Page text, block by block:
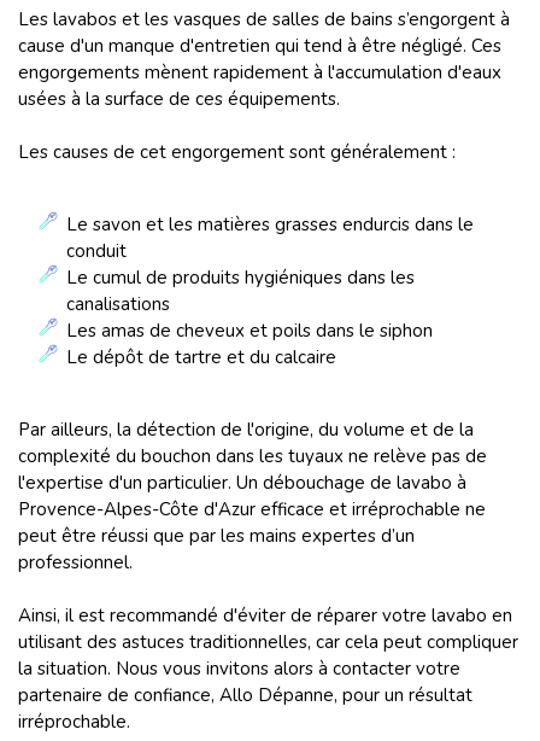
Les lavabos et les vasques de salles de bains s’engorgent à
cause d'un manque d'entretien qui tend à être négligé. Ces
engorgements mènent rapidement à l'accumulation d'eaux
usées à la surface de ces équipements.
Les causes de cet engorgement sont généralement :
Le savon et les matières grasses endurcis dans le
conduit
Le cumul de produits hygiéniques dans les
canalisations
Les amas de cheveux et poils dans le siphon
Le dépôt de tartre et du calcaire
Par ailleurs, la détection de l'origine, du volume et de la
complexité du bouchon dans les tuyaux ne relève pas de
l'expertise d'un particulier. Un débouchage de lavabo à
Provence-Alpes-Côte d'Azur efficace et irréprochable ne
peut être réussi que par les mains expertes d’un
professionnel.
Ainsi, il est recommandé d'éviter de réparer votre lavabo en
utilisant des astuces traditionnelles, car cela peut compliquer
la situation. Nous vous invitons alors à contacter votre
partenaire de confiance, Allo Dépanne, pour un résultat
irréprochable.